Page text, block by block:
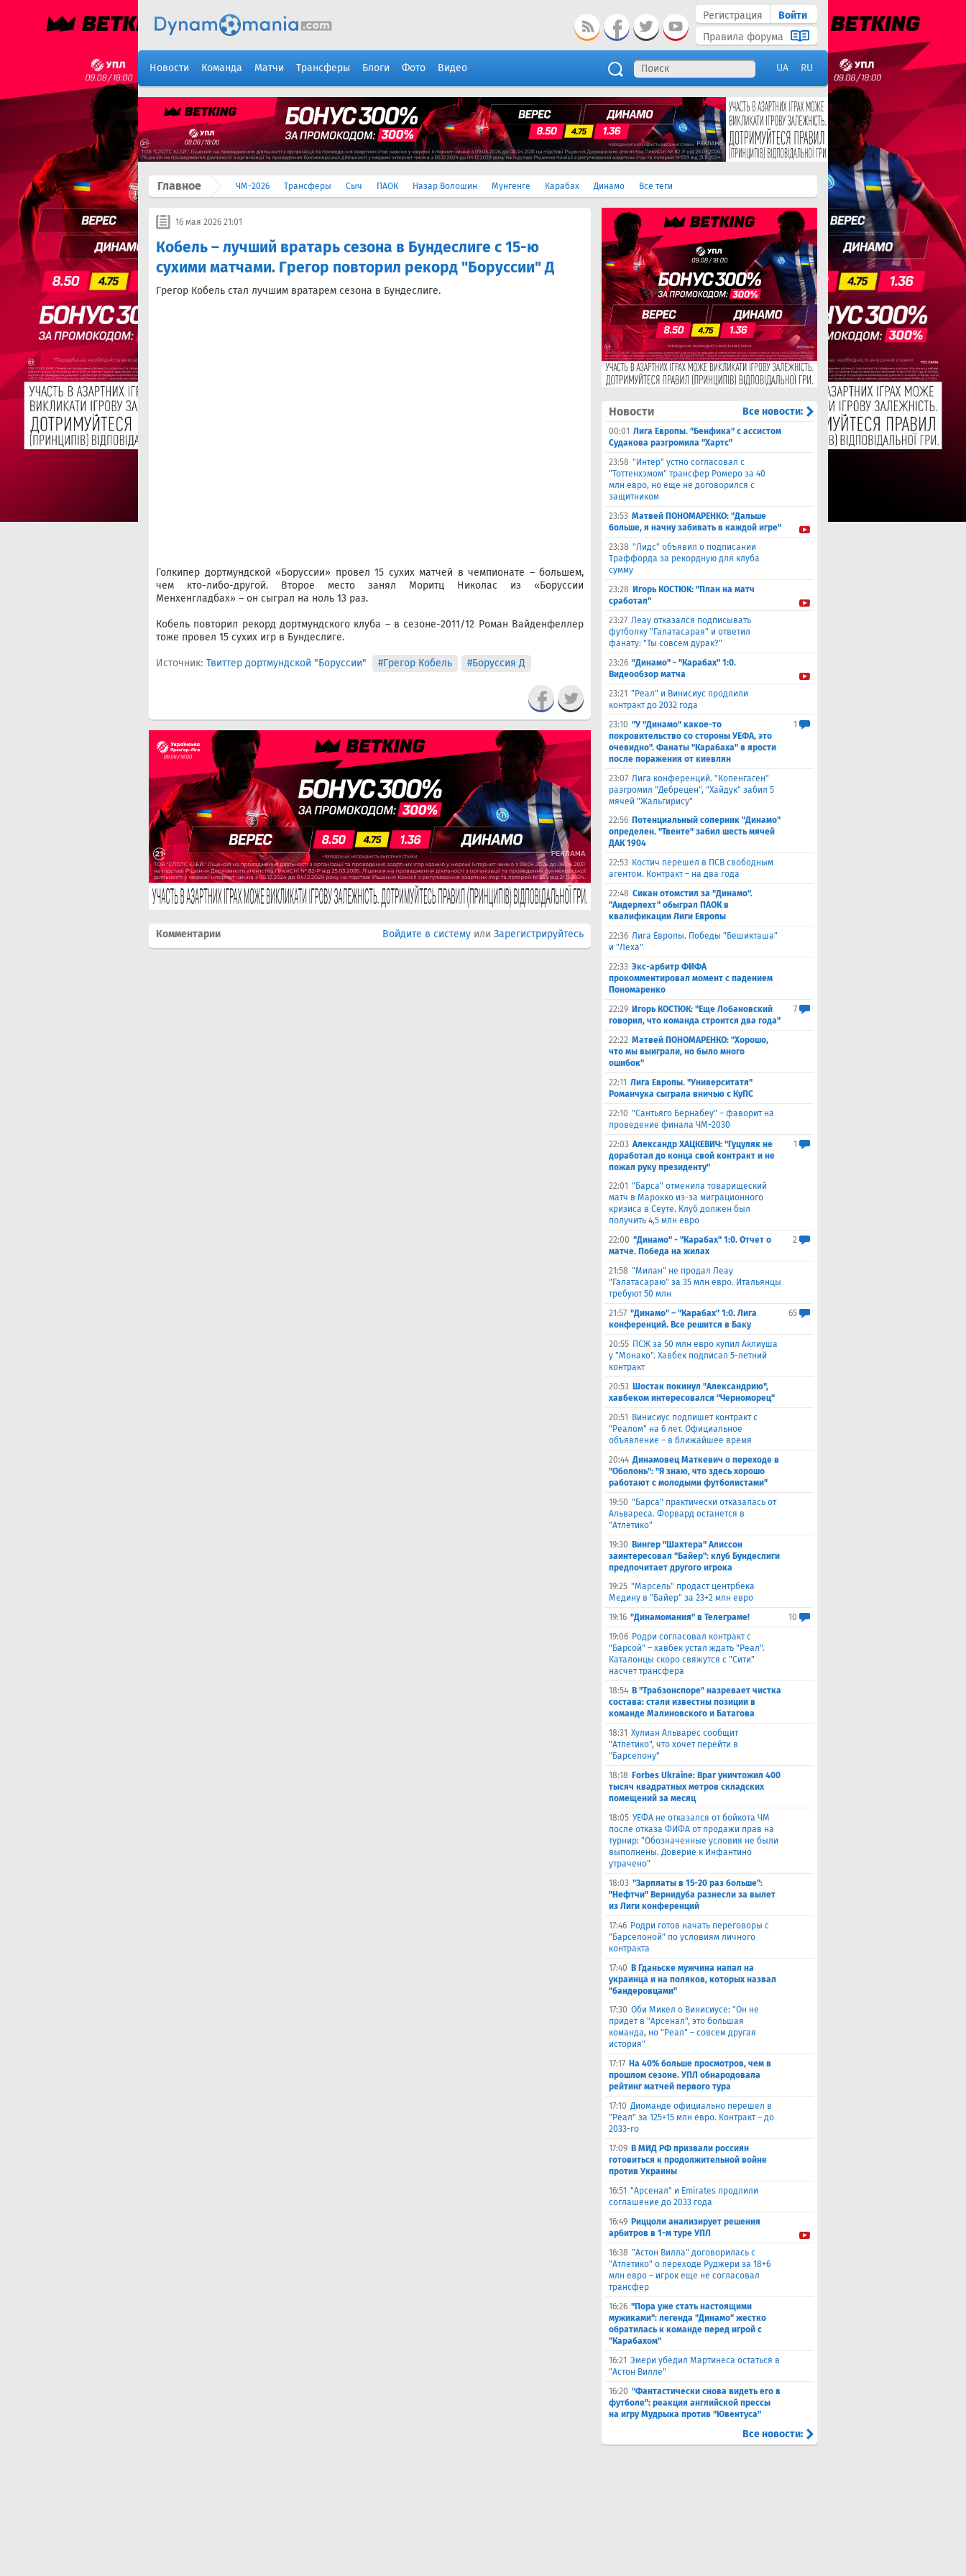
Регистрация
Войти
Правила форума
Новости Команда Матчи Трансферы Блоги Фото Видео UA RU
Главное ЧМ-2026 Трансферы Сыч ПАОК Назар Волошин Мунгенге Карабах Динамо Все теги
16 мая 2026 21:01
Кобель – лучший вратарь сезона в Бундеслиге с 15-ю
сухими матчами. Грегор повторил рекорд "Боруссии" Д
Грегор Кобель стал лучшим вратарем сезона в Бундеслиге.
Голкипер дортмундской «Боруссии» провел 15 сухих матчей в чемпионате – большем,
чем кто-либо-другой. Второе место занял Моритц Николас из «Боруссии
Менхенгладбах» – он сыграл на ноль 13 раз.
Кобель повторил рекорд дортмундского клуба – в сезоне-2011/12 Роман Вайденфеллер
тоже провел 15 сухих игр в Бундеслиге.
Источник: Твиттер дортмундской "Боруссии" #Грегор Кобель #Боруссия Д
Комментарии Войдите в систему или Зарегистрируйтесь
Новости Все новости:
00:01 Лига Европы. "Бенфика" с ассистом
Судакова разгромила "Хартс"
23:58 "Интер" устно согласовал с
"Тоттенхэмом" трансфер Ромеро за 40
млн евро, но еще не договорился с
защитником
23:53 Матвей ПОНОМАРЕНКО: "Дальше
больше, я начну забивать в каждой игре"
23:38 "Лидс" объявил о подписании
Траффорда за рекордную для клуба
сумму
23:28 Игорь КОСТЮК: "План на матч
сработал"
23:27 Леау отказался подписывать
футболку "Галатасарая" и ответил
фанату: "Ты совсем дурак?"
23:26 "Динамо" - "Карабах" 1:0.
Видеообзор матча
23:21 "Реал" и Винисиус продлили
контракт до 2032 года
23:10 "У "Динамо" какое-то
покровительство со стороны УЕФА, это
очевидно". Фанаты "Карабаха" в ярости
после поражения от киевлян
1
23:07 Лига конференций. "Копенгаген"
разгромил "Дебрецен", "Хайдук" забил 5
мячей "Жальгирису"
22:56 Потенциальный соперник "Динамо"
определен. "Твенте" забил шесть мячей
ДАК 1904
22:53 Костич перешел в ПСВ свободным
агентом. Контракт – на два года
22:48 Сикан отомстил за "Динамо".
"Андерлехт" обыграл ПАОК в
квалификации Лиги Европы
22:36 Лига Европы. Победы "Бешикташа"
и "Леха"
22:33 Экс-арбитр ФИФА
прокомментировал момент с падением
Пономаренко
22:29 Игорь КОСТЮК: "Еще Лобановский
говорил, что команда строится два года"
7
22:22 Матвей ПОНОМАРЕНКО: "Хорошо,
что мы выиграли, но было много
ошибок"
22:11 Лига Европы. "Университатя"
Романчука сыграла вничью с ​КуПС
22:10 "Сантьяго Бернабеу" – фаворит на
проведение финала ЧМ-2030
22:03 Александр ХАЦКЕВИЧ: "Гуцуляк не
доработал до конца свой контракт и не
пожал руку президенту"
1
22:01 "Барса" отменила товарищеский
матч в Марокко из-за миграционного
кризиса в Сеуте. Клуб должен был
получить 4,5 млн евро
22:00 "Динамо" - "Карабах" 1:0. Отчет о
матче. Победа на жилах
2
21:58 "Милан" не продал Леау
"Галатасараю" за 35 млн евро. Итальянцы
требуют 50 млн
21:57 "Динамо" – "Карабах" 1:0. Лига
конференций. Все решится в Баку
65
20:55 ПСЖ за 50 млн евро купил Аклиуша
у "Монако". Хавбек подписал 5-летний
контракт
20:53 Шостак покинул "Александрию",
хавбеком интересовался "Черноморец"
20:51
Винисиус подпишет контракт с
"Реалом" на 6 лет. Официальное
объявление – в ближайшее время
20:44 Динамовец Маткевич о переходе в
"Оболонь": "Я знаю, что здесь хорошо
работают с молодыми футболистами"
19:50 "Барса" практически отказалась от
Альвареса. Форвард останется в
"Атлетико"
19:30 Вингер "Шахтера" Алиссон
заинтересовал "Байер": клуб Бундеслиги
предпочитает другого игрока
19:25 "Марсель" продаст центрбека
Медину в "Байер" за 23+2 млн евро
19:16 "Динамомания" в Телеграме!
10
19:06 Родри согласовал контракт с
"Барсой" – хавбек устал ждать "Реал".
Каталонцы скоро свяжутся с "Сити"
насчет трансфера
18:54 В "Трабзонспоре" назревает чистка
состава: стали известны позиции в
команде Малиновского и Батагова
18:31 Хулиан Альварес сообщит
"Атлетико", что хочет перейти в
"Барселону"
18:18 Forbes Ukraine: Враг уничтожил 400
тысяч квадратных метров складских
помещений за месяц
18:05 УЕФА не отказался от бойкота ЧМ
после отказа ФИФА от продажи прав на
турнир: "Обозначенные условия не были
выполнены. Доверие к Инфантино
утрачено"
18:03 "Зарплаты в 15-20 раз больше":
"Нефтчи" Вернидуба разнесли за вылет
из Лиги конференций
17:46 Родри готов начать переговоры с
"Барселоной" по условиям личного
контракта
17:40 В Гданьске мужчина напал на
украинца и на поляков, которых назвал
"бандеровцами"
17:30 Оби Микел о Винисиусе: "Он не
придет в "Арсенал", это большая
команда, но "Реал" – совсем другая
история"
17:17 На 40% больше просмотров, чем в
прошлом сезоне. УПЛ обнародовала
рейтинг матчей первого тура
17:10 Диоманде официально перешел в
"Реал" за 125+15 млн евро. Контракт – до
2033-го
17:09 В МИД РФ призвали россиян
готовиться к продолжительной войне
против Украины
16:51 "Арсенал" и Emirates продлили
соглашение до 2033 года
16:49 Риццоли анализирует решения
арбитров в 1-м туре УПЛ
16:38 "Астон Вилла" договорилась с
"Атлетико" о переходе Руджери за 18+6
млн евро – игрок еще не согласовал
трансфер
16:26 "Пора уже стать настоящими
мужиками": легенда "Динамо" жестко
обратилась к команде перед игрой с
"Карабахом"
16:21 Эмери убедил Мартинеса остаться в
"Астон Вилле"
16:20 "Фантастически снова видеть его в
футболе": реакция английской прессы
на игру Мудрыка против "Ювентуса"
Все новости: